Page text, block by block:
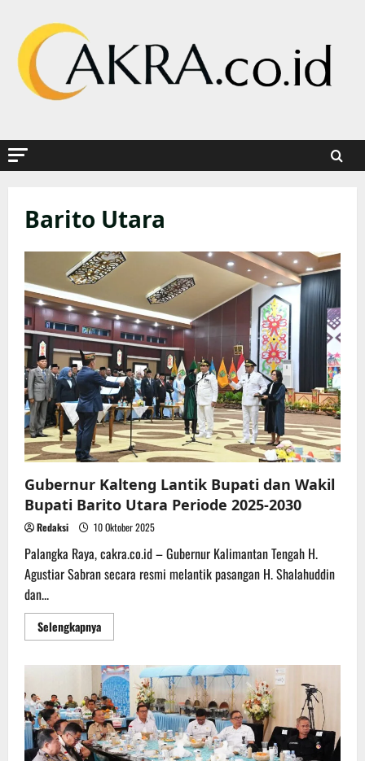
content
Barito Utara
Gubernur Kalteng Lantik Bupati dan Wakil
Bupati Barito Utara Periode 2025-2030
Redaksi 10 Oktober 2025
Palangka Raya, cakra.co.id – Gubernur Kalimantan Tengah H.
Agustiar Sabran secara resmi melantik pasangan H. Shalahuddin
dan...
SelengkapnyaRead
more
Kalteng
Lantik
Bupati
dan
Wakil
Bupati
Barito
Utara